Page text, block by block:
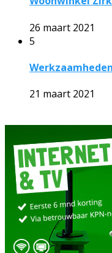
26 maart 2021
5
21 maart 2021